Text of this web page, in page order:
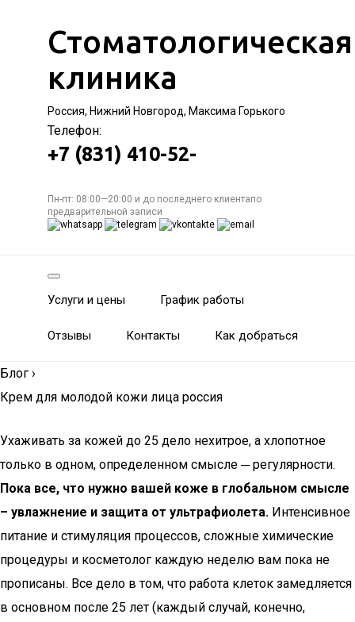
Стоматологическая
клиника
Россия, Нижний Новгород, Максима Горького
Телефон:
+7 (831) 410-52-
Пн-пт: 08:00—20:00 и до последнего клиентапо
предварительной записи
Услуги и цены График работы
Отзывы Контакты Как добраться
Блог ›
Крем для молодой кожи лица россия
Ухаживать за кожей до 25 дело нехитрое, а хлопотное
только в одном, определенном смысле ─ регулярности.
Пока все, что нужно вашей коже в глобальном смысле
– увлажнение и защита от ультрафиолета. Интенсивное
питание и стимуляция процессов, сложные химические
процедуры и косметолог каждую неделю вам пока не
прописаны. Все дело в том, что работа клеток замедляется
в основном после 25 лет (каждый случай, конечно,